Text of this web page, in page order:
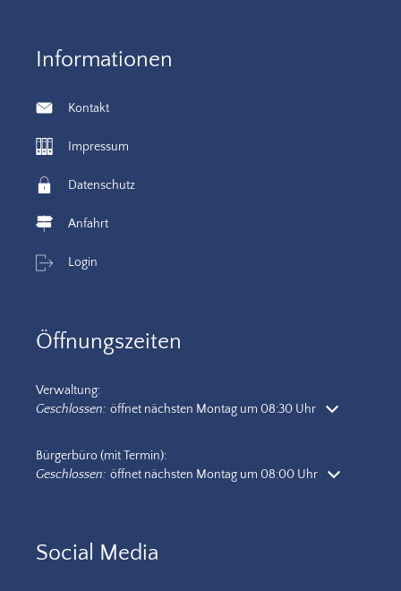
Informationen
Kontakt
Impressum
Datenschutz
Anfahrt
Login
Öffnungszeiten
Verwaltung:
Klicken, um weitere Öffnungs- oder Schließzeiten auszublenden
Geschlossen: öffnet nächsten Montag um 08:30 Uhr
Bürgerbüro (mit Termin):
Klicken, um weitere Öffnungs- oder Schließzeiten auszublenden
Geschlossen: öffnet nächsten Montag um 08:00 Uhr
Social Media